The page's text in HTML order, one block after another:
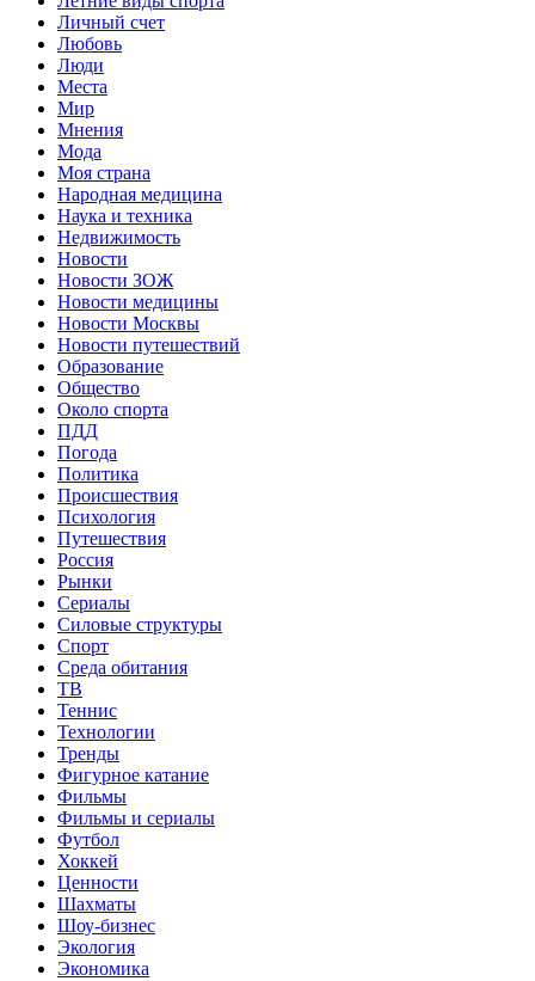
Личный счет
Любовь
Люди
Места
Мир
Мнения
Мода
Моя страна
Народная медицина
Наука и техника
Недвижимость
Новости
Новости ЗОЖ
Новости медицины
Новости Москвы
Новости путешествий
Образование
Общество
Около спорта
ПДД
Погода
Политика
Происшествия
Психология
Путешествия
Россия
Рынки
Сериалы
Силовые структуры
Спорт
Среда обитания
ТВ
Теннис
Технологии
Тренды
Фигурное катание
Фильмы
Фильмы и сериалы
Футбол
Хоккей
Ценности
Шахматы
Шоу-бизнес
Экология
Экономика